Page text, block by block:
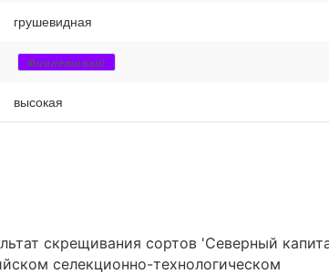
грушевидная
Фиолетовый
высокая
скрещивания сортов 'Северный
селекционно-технологическом